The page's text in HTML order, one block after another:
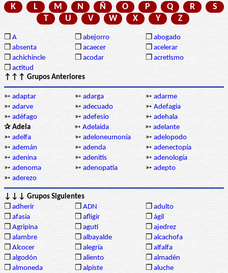
K
L M N Ñ O P Q R
S
T
U V W X Y Z
❒ A ❒ abejorro ❒ abogado
❒ absenta ❒ acaecer ❒ acelerar
❒ achichincle ❒ acodar ❒ acretismo
❒ actitud
↑↑↑ Grupos Anteriores
➳ adaptar ➳ adarga ➳ adarme
➳ adarve ➳ adecuado ➳ Adefagia
➳ adéfago ➳ adefesio ➳ adehala
✰ Adela
➳ Adelaida ➳ adelante
➳ adelfa ➳ adeloneumonía ➳ adelopodo
➳ ademán ➳ adenda ➳ adenectopía
➳ adenina ➳ adenitis ➳ adenología
➳ adenoma ➳ adenopatía ➳ adepto
➳ aderezo
↓↓↓ Grupos Siguientes
❒ adherir ❒ ADN ❒ adulto
❒ afasia ❒ afligir ❒ ágil
❒ Agripina ❒ agutí ❒ ajedrez
❒ alambre ❒ albayalde ❒ alcachofa
❒ Alcocer ❒ alegría ❒ alfalfa
❒ algodón ❒ aliento ❒ almadén
❒ almoneda ❒ alpiste ❒ aluche